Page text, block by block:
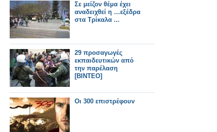
Σε μείζον θέμα έχει
αναδειχθεί η …εξέδρα
στα Τρίκαλα ...
29 προσαγωγές
εκπαιδευτικών από
την παρέλαση
[ΒΙΝΤΕΟ]
Οι 300 επιστρέφουν